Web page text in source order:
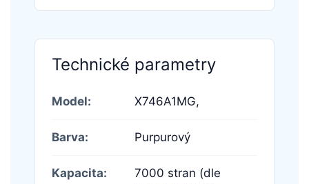
Technické parametry
Model: X746A1MG,
Barva: Purpurový
Kapacita:
7000 stran (dle